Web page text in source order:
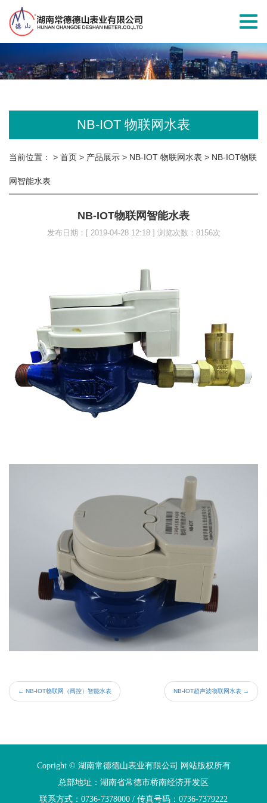
切
航
NB-IOT 物联网水表
当前位置： > 首页 > 产品展示 > NB-IOT 物联网水表 > NB-IOT物联
网智能水表
NB-IOT物联网智能水表
发布日期：[ 2019-04-28 12:18 ] 浏览次数：8156次
← NB-IOT物联网（阀控）智能水表 NB-IOT超声波物联网水表 →
Copright © 湖南常德德山表业有限公司 网站版权所有
总部地址：湖南省常德市桥南经济开发区
联系方式：0736-7378000 / 传真号码：0736-7379222